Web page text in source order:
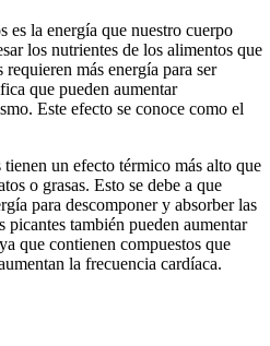
es la energía que nuestro cuerpo
los nutrientes de los alimentos que
más energía para ser
que pueden aumentar
Este efecto se conoce como el
un efecto térmico más alto que
o grasas. Esto se debe a que
para descomponer y absorber las
picantes también pueden aumentar
que contienen compuestos que
la frecuencia cardíaca.